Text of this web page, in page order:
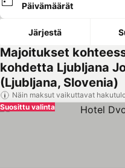
Päivämäärät
Järjestä
Majoitukset
kohdetta Ljubljana
(Ljubljana, Slovenia)
Näin maksut vaikuttavat
Suosittu valinta